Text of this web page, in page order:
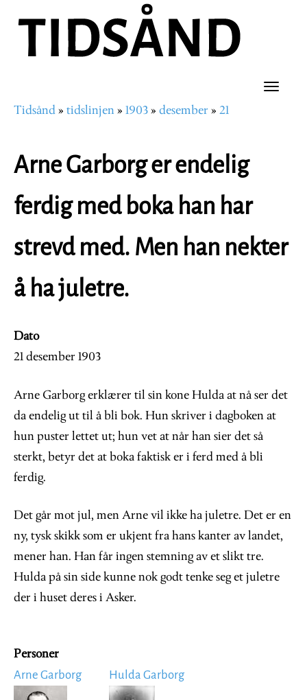
hovedinnhold
Toggle
Navigasjonssti
Tidsånd tidslinjen 1903 desember 21
Arne Garborg er endelig
ferdig med boka han har
strevd med. Men han nekter
å ha juletre.
Dato
21 desember 1903
Arne Garborg erklærer til sin kone Hulda at nå ser det
da endelig ut til å bli bok. Hun skriver i dagboken at
hun puster lettet ut; hun vet at når han sier det så
sterkt, betyr det at boka faktisk er i ferd med å bli
ferdig.
Det går mot jul, men Arne vil ikke ha juletre. Det er en
ny, tysk skikk som er ukjent fra hans kanter av landet,
mener han. Han får ingen stemning av et slikt tre.
Hulda på sin side kunne nok godt tenke seg et juletre
der i huset deres i Asker.
Personer
Arne Garborg
Image
Hulda Garborg
Image